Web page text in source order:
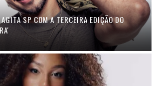
SP COM A TERCEIRA EDIÇÃO DO